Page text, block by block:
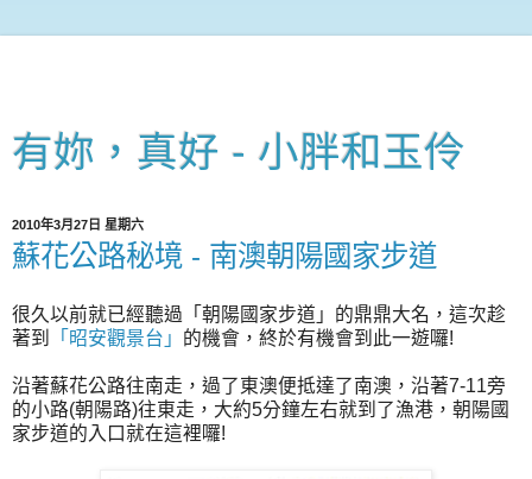
有妳，真好 - 小胖和玉伶
2010年3月27日 星期六
蘇花公路秘境 - 南澳朝陽國家步道
很久以前就已經聽過「朝陽國家步道」的鼎鼎大名，這次趁
著到
「昭安觀景台」 的機會，終於有機會到此一遊囉!
沿著蘇花公路往南走，過了東澳便抵達了南澳，沿著7-11旁
的小路(朝陽路)往東走，大約5分鐘左右就到了漁港，朝陽國
家步道的入口就在這裡囉!